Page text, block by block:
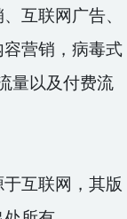
互联网广告、
营销，病毒式
量以及付费流
互联网，其版